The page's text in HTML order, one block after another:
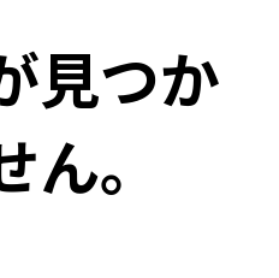
見つか
ん。